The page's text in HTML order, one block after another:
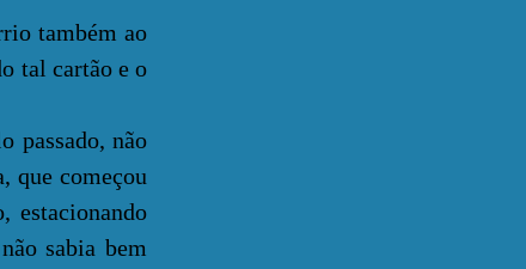
também ao
tal cartão e o
não
que começou
estacionando
sabia bem